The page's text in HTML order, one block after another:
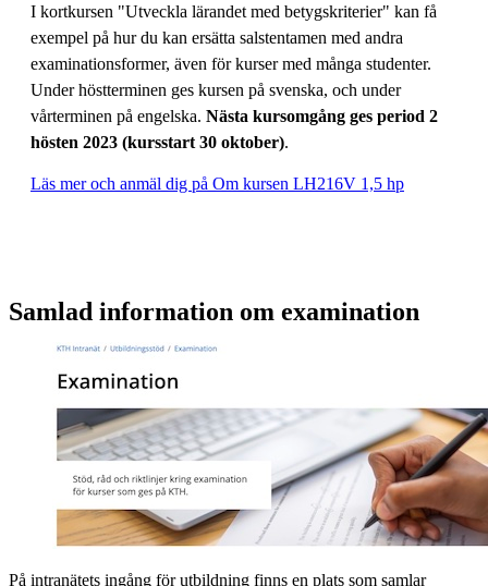
I kortkursen "Utveckla lärandet med betygskriterier" kan få
exempel på hur du kan ersätta salstentamen med andra
examinationsformer, även för kurser med många studenter.
Under höstterminen ges kursen på svenska, och under
vårterminen på engelska. Nästa kursomgång ges period 2
hösten 2023 (kursstart 30 oktober).
Läs mer och anmäl dig på Om kursen LH216V 1,5 hp
Samlad information om examination
På intranätets ingång för utbildning finns en plats som samlar